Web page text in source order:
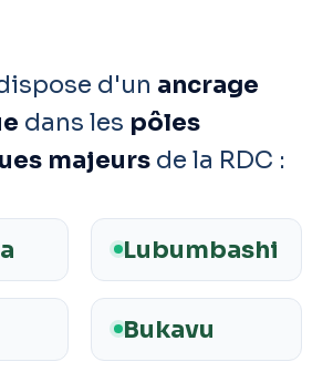
dispose d'un ancrage
dans les pôles
majeurs de la RDC :
Lubumbashi
Bukavu